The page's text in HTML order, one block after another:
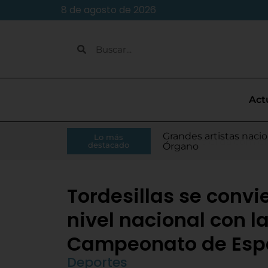
8 de agosto de 2026
Lo más
destacado
Caja Rural de
RFEF
Villamarciel da
Grandes artistas
Órgano
Continúa la venta de
El presidente de la
Monge
Todo listo para el
Tordesillas refuerza
El Pleno de
Moisés Ramírez
para el Europeo
IU-APT plantea ocho
Tordesillas se
nivel nacional con
Campeonato de
Deportes